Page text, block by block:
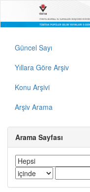
Güncel Sayı
Yıllara Göre Arşiv
Konu Arşivi
Arşiv Arama
Arama Sayfası